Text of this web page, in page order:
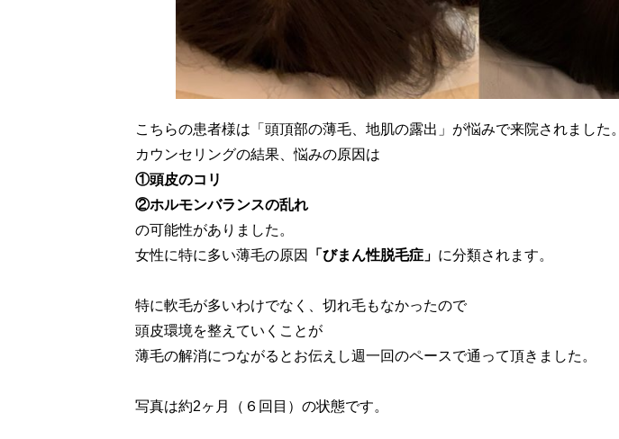
こちらの患者様は「頭頂部の薄毛、地肌の露出」が悩みで来院されました。
カウンセリングの結果、悩みの原因は
①頭皮のコリ
②ホルモンバランスの乱れ
の可能性がありました。
女性に特に多い薄毛の原因
「びまん性脱毛症」 に分類されます。
特に軟毛が多いわけでなく、切れ毛もなかったので
頭皮環境を整えていくことが
薄毛の解消につながるとお伝えし週一回のペースで通って頂きました。
写真は約2ヶ月（６回目）の状態です。